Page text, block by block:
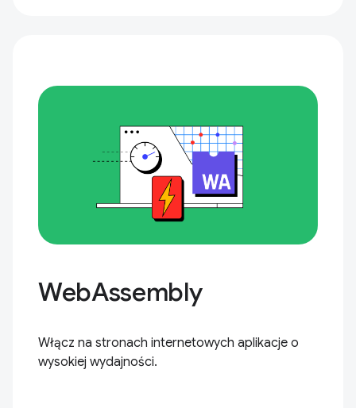
WebAssembly
Włącz na stronach internetowych aplikacje o
wysokiej wydajności.